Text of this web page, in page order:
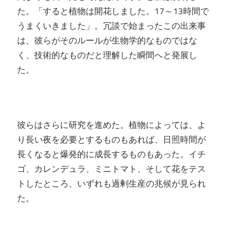
た。「すると植物は開花しました。17～13時間で
うまくいきました」。冗談で始まったこの出来事
は、彼らがそのルールが生物学的なものではな
く、技術的なものだと理解した瞬間へと発展し
た。
彼らはさらに研究を進めた。植物によっては、よ
り長い夜を必要とするものもあれば、日照時間が
長くなると爆発的に成長するものもあった。イチ
ゴ、カレンデュラ、ミニトマト、そして花をテス
トしたところ、いずれも過剰生産の兆候が見られ
た。